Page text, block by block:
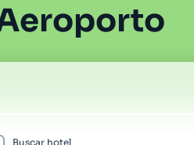
Buscar hotel